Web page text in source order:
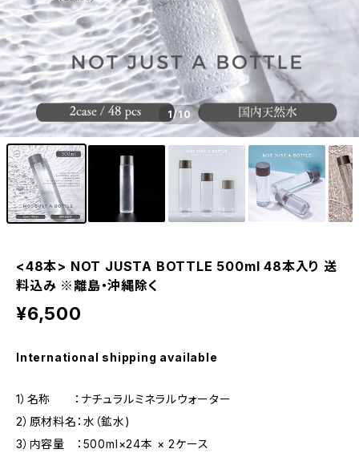
1/10
<48本> NOT JUSTA BOTTLE 500ml 48本入り 送
料込み ※離島・沖縄除く
¥6,500
International shipping available
1）名称 ：ナチュラルミネラルウォーター
2）原材料名：水（鉱水)
3）内容量 ：500ml×24本 × 2ケース